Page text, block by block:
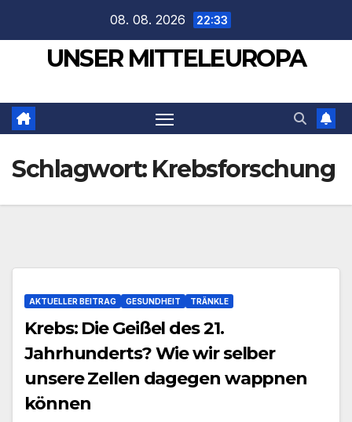
springen
08. 08. 2026 22:33
UNSER MITTELEUROPA
Schlagwort: Krebsforschung
AKTUELLER BEITRAG GESUNDHEIT TRÄNKLE
Krebs: Die Geißel des 21.
Jahrhunderts? Wie wir selber
unsere Zellen dagegen wappnen
können